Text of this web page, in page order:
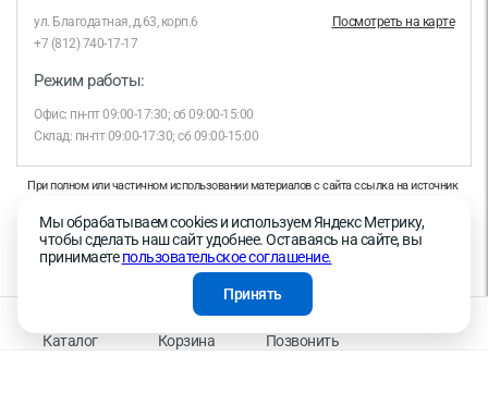
Каталог Корзина Позвонить
ул. Благодатная, д.63, корп.6
Посмотреть на карте
+7 (812) 740-17-17
Режим работы:
Офис: пн-пт 09:00-17:30; сб 09:00-15:00
Склад: пн-пт 09:00-17:30; сб 09:00-15:00
При полном или частичном использовании материалов с сайта ссылка на источник
Продолжая работу с сайтом, вы даете согласие на использование сайтом cookies и
на обработку персональных данных в целях функционирования сайта, проведения
ретаргетинга, статистических исследований, улучшения сервиса и предоставления
релевантной рекламной информации на основе ваших предпочтений и интересов.
На информационном ресурсе применяются рекомендательные технологии —
Правила применения рекомендательных технологий
Мы обрабатываем cookies и используем Яндекс Метрику,
чтобы сделать наш сайт удобнее. Оставаясь на сайте, вы
принимаетепользовательское соглашение.
Принять